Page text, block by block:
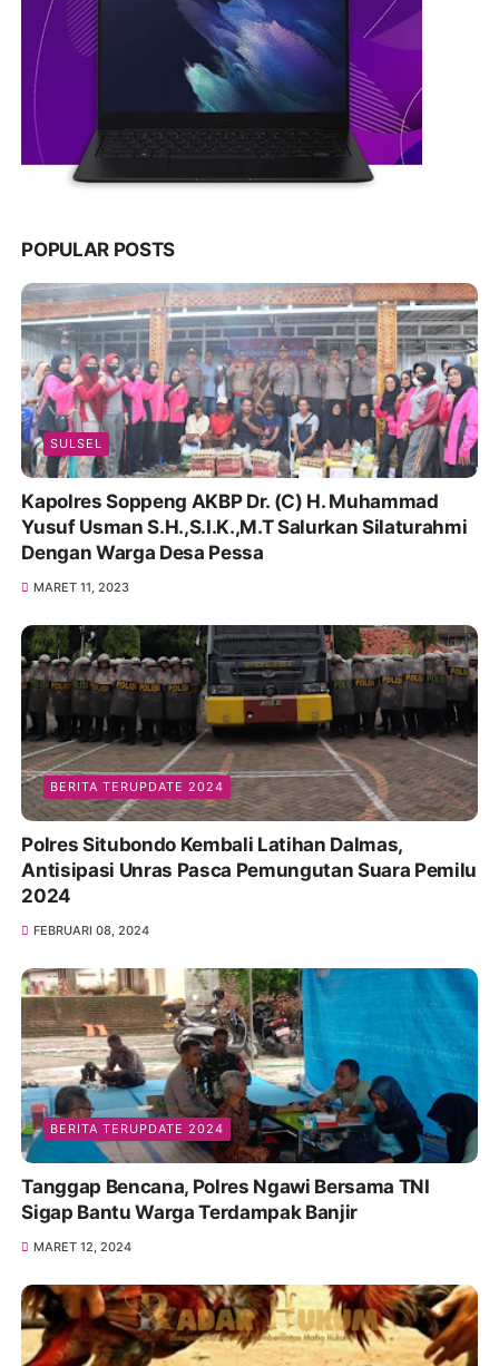
POPULAR POSTS
SULSEL
Kapolres Soppeng AKBP Dr. (C) H. Muhammad
Yusuf Usman S.H.,S.I.K.,M.T Salurkan Silaturahmi
Dengan Warga Desa Pessa
MARET 11, 2023
BERITA TERUPDATE 2024
Polres Situbondo Kembali Latihan Dalmas,
Antisipasi Unras Pasca Pemungutan Suara Pemilu
2024
FEBRUARI 08, 2024
BERITA TERUPDATE 2024
Tanggap Bencana, Polres Ngawi Bersama TNI
Sigap Bantu Warga Terdampak Banjir
MARET 12, 2024